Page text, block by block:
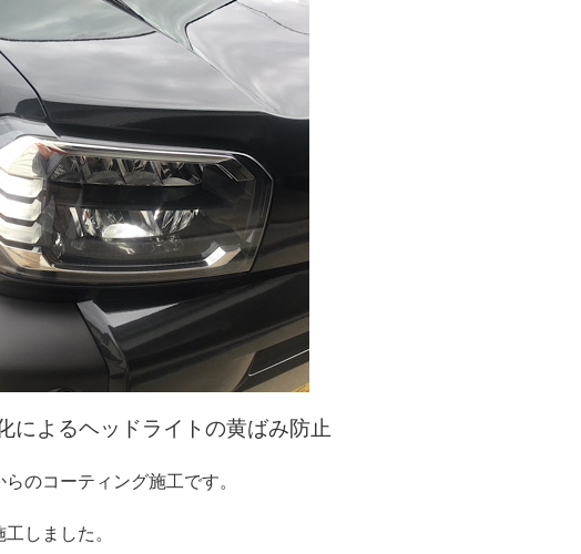
によるヘッドライトの黄ばみ防止
のコーティング施工です。
しました。